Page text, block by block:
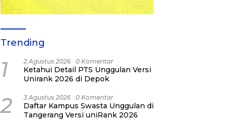
Trending
1 2 Agustus 2026 0 Komentar
Ketahui Detail PTS Unggulan Versi
Unirank 2026 di Depok
2 3 Agustus 2026 0 Komentar
Daftar Kampus Swasta Unggulan di
Tangerang Versi uniRank 2026